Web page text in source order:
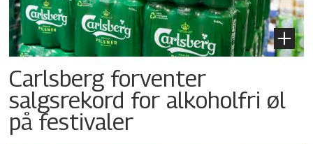
Carlsberg forventer
salgsrekord for alkoholfri øl
på festivaler